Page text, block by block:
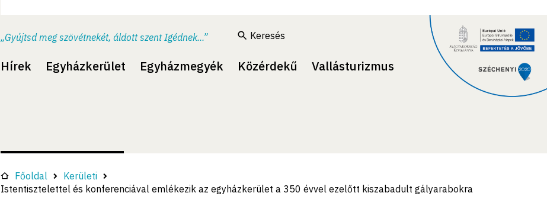
„Gyújtsd meg szövétnekét, áldott szent Igédnek...” Keresés
Hírek Egyházkerület Egyházmegyék Közérdekű Vallásturizmus
Főoldal
Kerületi
Istentisztelettel és konferenciával emlékezik az egyházkerület a 350 évvel ezelőtt kiszabadult gályarabokra